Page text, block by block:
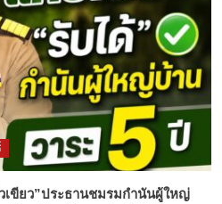
เขียว”ประธานชมรมกำนันผู้ใหญ่